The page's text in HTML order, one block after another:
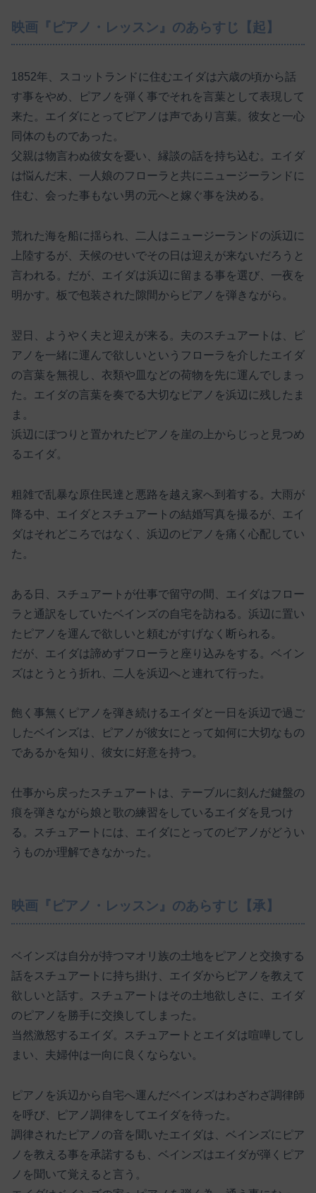
映画『ピアノ・レッスン』のあらすじ【起】
1852年、スコットランドに住むエイダは六歳の頃から話
す事をやめ、ピアノを弾く事でそれを言葉として表現して
来た。エイダにとってピアノは声であり言葉。彼女と一心
同体のものであった。
父親は物言わぬ彼女を憂い、縁談の話を持ち込む。エイダ
は悩んだ末、一人娘のフローラと共にニュージーランドに
住む、会った事もない男の元へと嫁ぐ事を決める。
荒れた海を船に揺られ、二人はニュージーランドの浜辺に
上陸するが、天候のせいでその日は迎えが来ないだろうと
言われる。だが、エイダは浜辺に留まる事を選び、一夜を
明かす。板で包装された隙間からピアノを弾きながら。
翌日、ようやく夫と迎えが来る。夫のスチュアートは、ピ
アノを一緒に運んで欲しいというフローラを介したエイダ
の言葉を無視し、衣類や皿などの荷物を先に運んでしまっ
た。エイダの言葉を奏でる大切なピアノを浜辺に残したま
ま。
浜辺にぽつりと置かれたピアノを崖の上からじっと見つめ
るエイダ。
粗雑で乱暴な原住民達と悪路を越え家へ到着する。大雨が
降る中、エイダとスチュアートの結婚写真を撮るが、エイ
ダはそれどころではなく、浜辺のピアノを痛く心配してい
た。
ある日、スチュアートが仕事で留守の間、エイダはフロー
ラと通訳をしていたベインズの自宅を訪ねる。浜辺に置い
たピアノを運んで欲しいと頼むがすげなく断られる。
だが、エイダは諦めずフローラと座り込みをする。ベイン
ズはとうとう折れ、二人を浜辺へと連れて行った。
飽く事無くピアノを弾き続けるエイダと一日を浜辺で過ご
したベインズは、ピアノが彼女にとって如何に大切なもの
であるかを知り、彼女に好意を持つ。
仕事から戻ったスチュアートは、テーブルに刻んだ鍵盤の
痕を弾きながら娘と歌の練習をしているエイダを見つけ
る。スチュアートには、エイダにとってのピアノがどうい
うものか理解できなかった。
映画『ピアノ・レッスン』のあらすじ【承】
ベインズは自分が持つマオリ族の土地をピアノと交換する
話をスチュアートに持ち掛け、エイダからピアノを教えて
欲しいと話す。スチュアートはその土地欲しさに、エイダ
のピアノを勝手に交換してしまった。
当然激怒するエイダ。スチュアートとエイダは喧嘩してし
まい、夫婦仲は一向に良くならない。
ピアノを浜辺から自宅へ運んだベインズはわざわざ調律師
を呼び、ピアノ調律をしてエイダを待った。
調律されたピアノの音を聞いたエイダは、ベインズにピア
ノを教える事を承諾するも、ベインズはエイダが弾くピア
ノを聞いて覚えると言う。